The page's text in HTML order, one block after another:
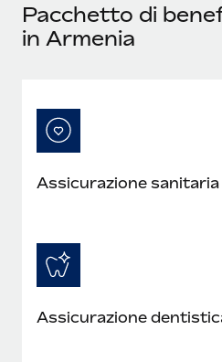
Pacchetto di
in Armenia
Assicurazione sanitaria
Assicurazione